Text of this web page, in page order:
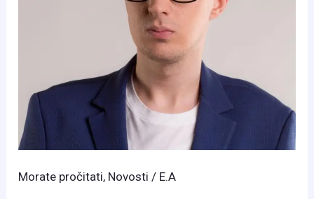
Morate pročitati, Novosti / E.A